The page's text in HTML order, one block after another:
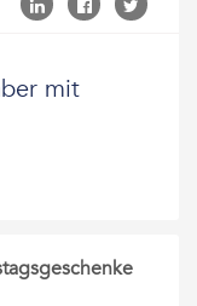
mit